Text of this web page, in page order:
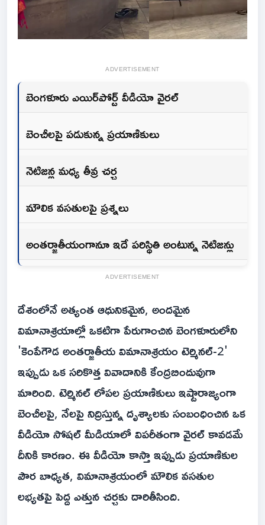
ADVERTISEMENT
బెంగళూరు ఎయిర్‌పోర్ట్ వీడియో వైరల్
బెంచీలపై పడుకున్న ప్రయాణికులు
నెటిజన్ల మధ్య తీవ్ర చర్చ
మౌలిక వసతులపై ప్రశ్నలు
అంతర్జాతీయంగానూ ఇదే పరిస్థితి అంటున్న నెటిజన్లు
ADVERTISEMENT
దేశంలోనే అత్యంత ఆధునికమైన, అందమైన
విమానాశ్రయాల్లో ఒకటిగా పేరుగాంచిన బెంగళూరులోని
'కెంపేగౌడ అంతర్జాతీయ విమానాశ్రయం టెర్మినల్-2'
ఇప్పుడు ఒక సరికొత్త వివాదానికి కేంద్రబిందువుగా
మారింది. టెర్మినల్ లోపల ప్రయాణికులు ఇష్టారాజ్యంగా
బెంచీలపై, నేలపై నిద్రిస్తున్న దృశ్యాలకు సంబంధించిన ఒక
వీడియో సోషల్ మీడియాలో విపరీతంగా వైరల్ కావడమే
దీనికి కారణం. ఈ వీడియో కాస్తా ఇప్పుడు ప్రయాణికుల
పౌర బాధ్యత, విమానాశ్రయంలో మౌలిక వసతుల
లభ్యతపై పెద్ద ఎత్తున చర్చకు దారితీసింది.